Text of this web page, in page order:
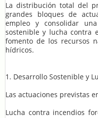
La distribución total del
grandes bloques de
empleo y consolidar
sostenible y lucha contra
fomento de los recursos
hídricos.
1. Desarrollo Sostenible y
Las actuaciones previstas
Lucha contra incendios